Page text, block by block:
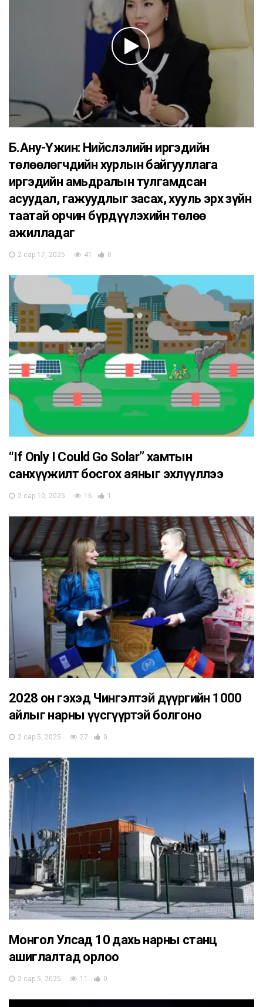
Б.Ану-Үжин: Нийслэлийн иргэдийн
төлөөлөгчдийн хурлын байгууллага
иргэдийн амьдралын тулгамдсан
асуудал, гажуудлыг засах, хууль эрх зүйн
таатай орчин бүрдүүлэхийн төлөө
ажилладаг
2 сар 17, 2025 41 0
“If Only I Could Go Solar” хамтын
санхүүжилт босгох аяныг эхлүүллээ
2 сар 10, 2025 16 1
2028 он гэхэд Чингэлтэй дүүргийн 1000
айлыг нарны үүсгүүртэй болгоно
2 сар 5, 2025 27 0
Монгол Улсад 10 дахь нарны станц
ашиглалтад орлоо
2 сар 5, 2025 11 0